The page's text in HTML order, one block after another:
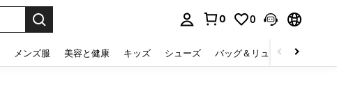
0 0
メンズ服 美容と健康 キッズ シューズ バッグ＆リュック